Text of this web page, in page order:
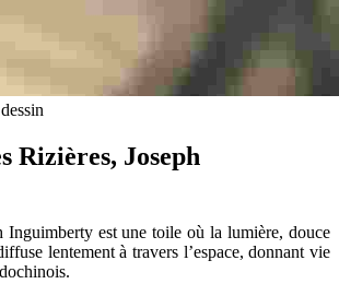
Rizières, Joseph
Inguimberty est une toile où la lumière, douce
lentement à travers l’espace, donnant vie